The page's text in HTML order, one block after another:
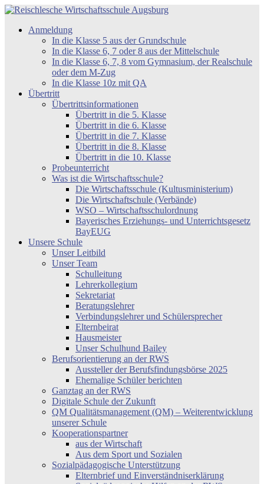
Zum
springen
Reischlesche
Wirtschaftsschule
Anmeldung
In die Klasse 5 aus der Grundschule
In die Klasse 6, 7 oder 8 aus der Mittelschule
In die Klasse 6, 7, 8 vom Gymnasium, der Realschule
oder dem M-Zug
In die Klasse 10z mit QA
Übertritt
Übertrittsinformationen
Übertritt in die 5. Klasse
Übertritt in die 6. Klasse
Übertritt in die 7. Klasse
Übertritt in die 8. Klasse
Übertritt in die 10. Klasse
Probeunterricht
Was ist die Wirtschaftsschule?
Die Wirtschaftsschule (Kultusministerium)
Die Wirtschaftschule (Verbände)
WSO – Wirtschaftsschulordnung
Bayerisches Erziehungs- und Unterrichtsgesetz
BayEUG
Unsere Schule
Unser Leitbild
Unser Team
Schulleitung
Lehrerkollegium
Sekretariat
Beratungslehrer
Verbindungslehrer und Schülersprecher
Elternbeirat
Hausmeister
Unser Schulhund Bailey
Berufsorientierung an der RWS
Aussteller der Berufsfindungsbörse 2025
Ehemalige Schüler berichten
Ganztag an der RWS
Digitale Schule der Zukunft
QM Qualitätsmanagement (QM) – Weiterentwicklung
unserer Schule
Kooperationspartner
aus der Wirtschaft
Aus dem Sport und Sozialen
Sozialpädagogische Unterstützung
Elternbrief und Einverständniserklärung